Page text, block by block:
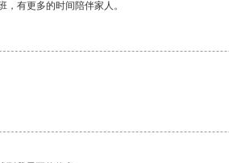
有更多的时间陪伴家人。